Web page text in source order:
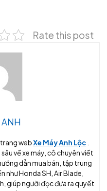
Rate this post
ANH
webXe Máy Anh Lộc
về xe máy, cô chuyên viết
dẫn mua bán, tập trung
như Honda SH, Air Blade,
giúp người đọc đưa ra quyết